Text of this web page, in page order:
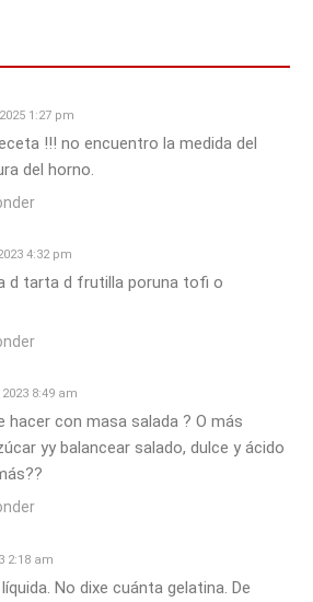
1:27 pm
!!! no encuentro la medida del
del horno.
4:32 pm
d tarta d frutilla poruna tofi o
8:49 am
hacer con masa salada ? O más
yy balancear salado, dulce y ácido
2:18 am
No dixe cuánta gelatina. De